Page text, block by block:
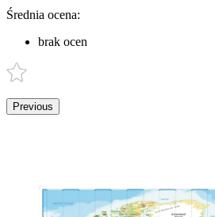
Średnia ocena:
brak ocen
Previous